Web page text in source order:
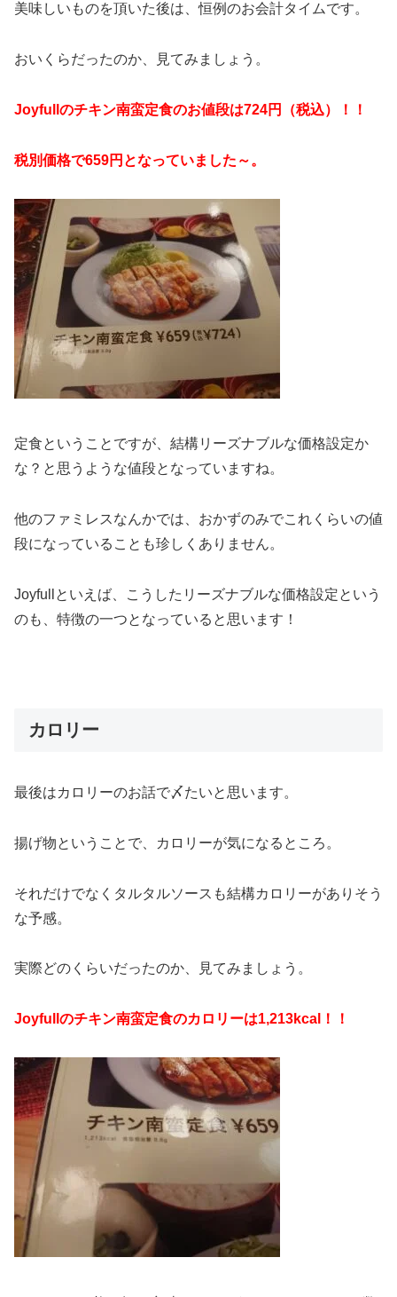
美味しいものを頂いた後は、恒例のお会計タイムです。
おいくらだったのか、見てみましょう。
Joyfullのチキン南蛮定食のお値段は724円（税込）！！
税別価格で659円となっていました～。
定食ということですが、結構リーズナブルな価格設定か
な？と思うような値段となっていますね。
他のファミレスなんかでは、おかずのみでこれくらいの値
段になっていることも珍しくありません。
Joyfullといえば、こうしたリーズナブルな価格設定という
のも、特徴の一つとなっていると思います！
カロリー
最後はカロリーのお話で〆たいと思います。
揚げ物ということで、カロリーが気になるところ。
それだけでなくタルタルソースも結構カロリーがありそう
な予感。
実際どのくらいだったのか、見てみましょう。
Joyfullのチキン南蛮定食のカロリーは1,213kcal！！